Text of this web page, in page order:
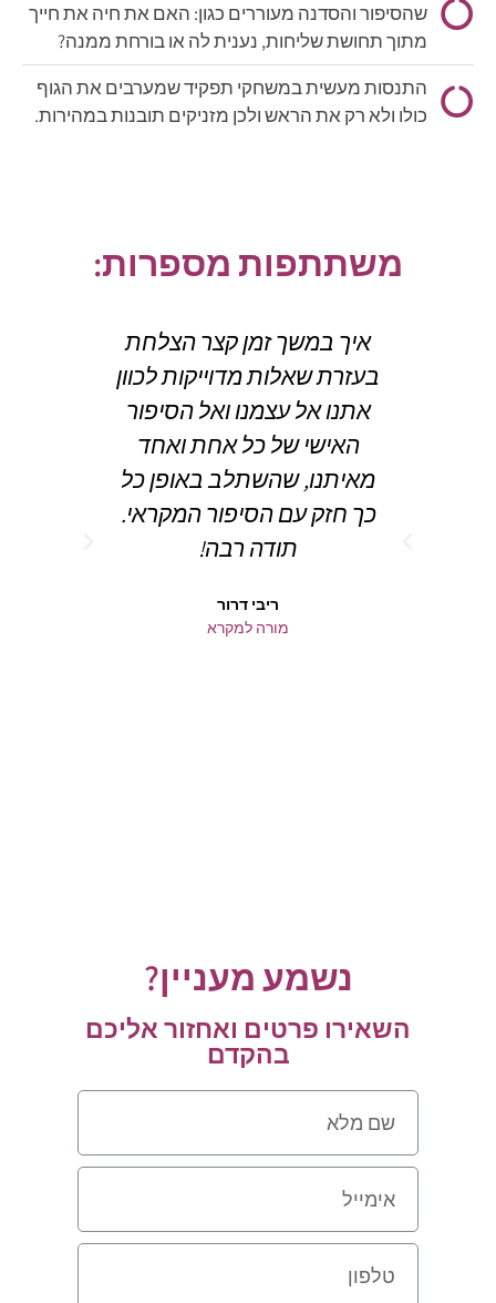
שהסיפור והסדנה מעוררים כגון: האם את חיה את חייך
מתוך תחושת שליחות, נענית לה או בורחת ממנה?
התנסות מעשית במשחקי תפקיד שמערבים את הגוף
כולו ולא רק את הראש ולכן מזניקים תובנות במהירות.
משתתפות מספרות:
איך במשך זמן קצר הצלחת
בעזרת שאלות מדוייקות לכוון
אתנו אל עצמנו ואל הסיפור
האישי של כל אחת ואחד
מאיתנו, שהשתלב באופן כל
כך חזק עם הסיפור המקראי.
תודה רבה!
ריבי דרור
מורה למקרא
נשמע מעניין?
השאירו פרטים ואחזור אליכם
בהקדם